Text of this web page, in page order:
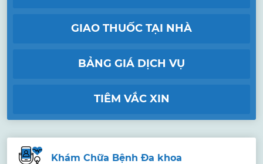
GIAO THUỐC TẠI NHÀ
BẢNG GIÁ DỊCH VỤ
TIÊM VẮC XIN
Khám Chữa Bệnh Đa khoa